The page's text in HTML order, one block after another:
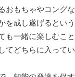
おもちゃやコング
を成し遂げるとい
一緒に楽しむこと
てどちらに入って